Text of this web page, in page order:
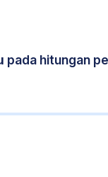
pada hitungan